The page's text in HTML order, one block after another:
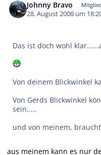
Johnny Bravo
28. August 2008 um
Das ist doch wohl
Von deinem Blickwinkel
Von Gerds Blickwinkel
sein.....
und von meinem,
aus meinem kann es nur